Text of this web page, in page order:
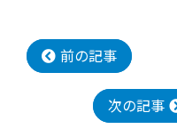
前の記事
次の記事